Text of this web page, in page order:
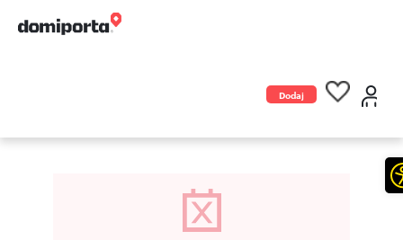
Dodaj